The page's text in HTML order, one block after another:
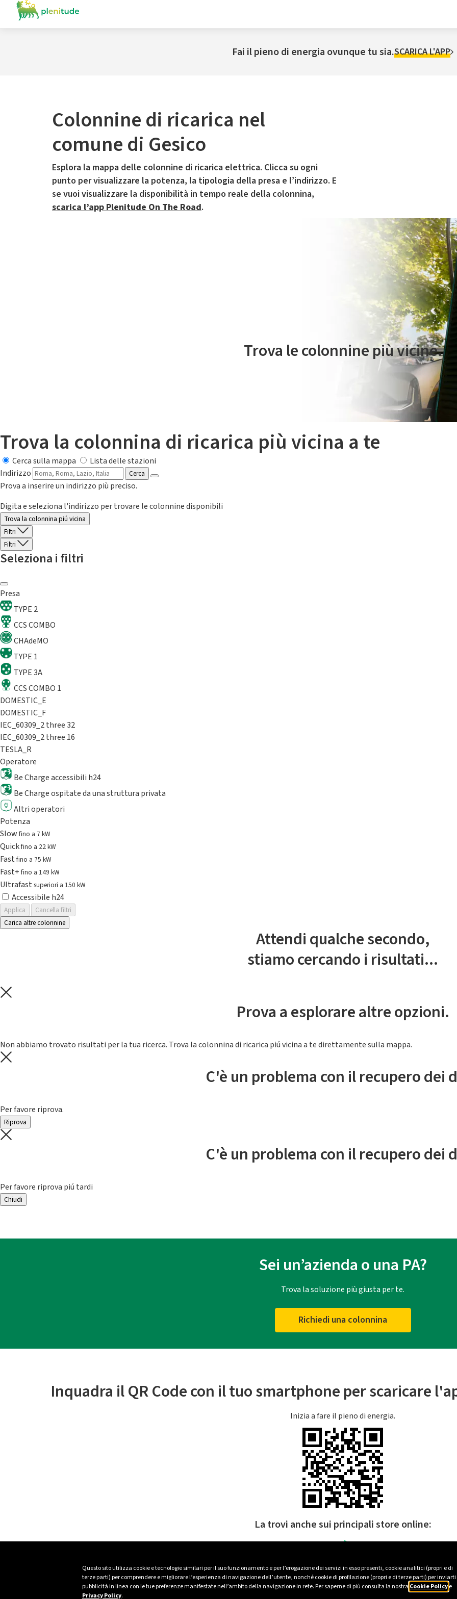
Questo sito utilizza cookie e tecnologie similari per il suo funzionamento e per l’erogazione dei servizi in esso presenti, cookie analitici (propri e di
terze parti) per comprendere e migliorare l’esperienza di navigazione dell’utente, nonché cookie di profilazione (propri e di terze parti) per inviarti
pubblicità in linea con le tue preferenze manifestate nell’ambito della navigazione in rete. Per saperne di più consulta la nostra Cookie Policye
Privacy Policy.
Fai il pieno di energia ovunque tu sia.SCARICA L'APP
Colonnine di ricarica nel
comune di Gesico
Esplora la mappa delle colonnine di ricarica elettrica. Clicca su ogni
punto per visualizzare la potenza, la tipologia della presa e l’indirizzo. E
se vuoi visualizzare la disponibilità in tempo reale della colonnina,
scarica l’app Plenitude On The Road.
Il servizio di mobilità elettrica è gestito da Plenitude On The Road
Trova le colonnine più vicine.
Trova la colonnina di ricarica più vicina a te
Cerca sulla mappa
Lista delle stazioni
Indirizzo
Cerca
Prova a inserire un indirizzo più preciso.
Digita e seleziona l'indirizzo per trovare le colonnine disponibili
Trova la colonnina piú vicina
Filtri
Filtri
Seleziona i filtri
Presa
TYPE 2
CCS COMBO
CHAdeMO
TYPE 1
TYPE 3A
CCS COMBO 1
DOMESTIC_E
DOMESTIC_F
IEC_60309_2 three 32
IEC_60309_2 three 16
TESLA_R
Operatore
Be Charge accessibili h24
Be Charge ospitate da una struttura privata
Altri operatori
Potenza
Slowfino a 7 kW
Quickfino a 22 kW
Fastfino a 75 kW
Fast+fino a 149 kW
Ultrafast superiori a 150 kW
Accessibile h24
Applica
Cancella filtri
Carica altre colonnine
Attendi qualche secondo,
stiamo cercando i risultati...
Prova a esplorare altre opzioni.
Non abbiamo trovato risultati per la tua ricerca. Trova la colonnina di ricarica piú vicina a te direttamente sulla mappa.
C'è un problema con il recupero dei
Per favore riprova.
Riprova
C'è un problema con il recupero dei
Per favore riprova piú tardi
Chiudi
Sei un’azienda o una PA?
Trova la soluzione più giusta per te.
Richiedi una colonnina
Inquadra il QR Code con il tuo smartphone per scaricare
Inizia a fare il pieno di energia.
La trovi anche sui principali store online: